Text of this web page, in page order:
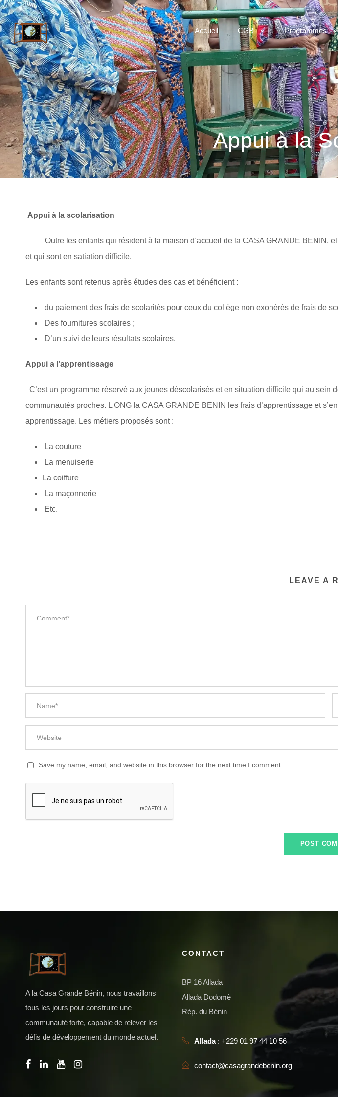
Accueil CGB Programmes
Appui à la
Appui à la scolarisation
Outre les enfants qui résident à la maison d’accueil de la CASA GRANDE BENIN,
et qui sont en satiation difficile.
Les enfants sont retenus après études des cas et bénéficient :
du paiement des frais de scolarités pour ceux du collège non exonérés de frais de
Des fournitures scolaires ;
D’un suivi de leurs résultats scolaires.
Appui a l’apprentissage
C’est un programme réservé aux jeunes déscolarisés et en situation difficile qui au
communautés proches. L’ONG la CASA GRANDE BENIN les frais d’apprentissage et
apprentissage. Les métiers proposés sont :
La couture
La menuiserie
La coiffure
La maçonnerie
Etc.
LEAVE A
Save my name, email, and website in this browser for the next time I comment.
A la Casa Grande Bénin, nous travaillons
tous les jours pour construire une
communauté forte, capable de relever les
défis de développement du monde actuel.
CONTACT
BP 16 Allada
Allada Dodomè
Rép. du Bénin
Allada: +229 01 97 44 10 56
contact@casagrandebenin.org